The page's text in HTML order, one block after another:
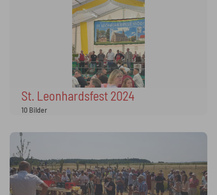
St. Leonhardsfest 2024
10 Bilder